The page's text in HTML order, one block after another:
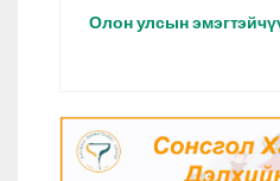
Олон улсын